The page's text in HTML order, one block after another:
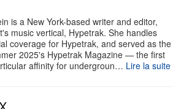
is a New York-based writer and editor,
music vertical, Hypetrak. She handles
coverage for Hypetrak, and served as the
2025's Hypetrak Magazine — the first
affinity for undergroun… Lire la suite